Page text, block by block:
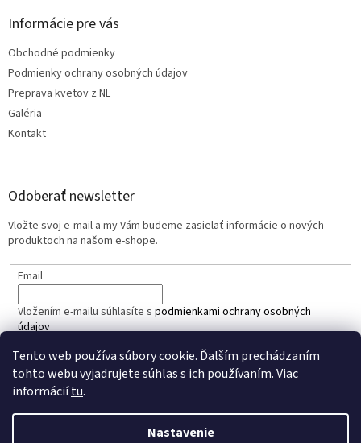
Tento web používa súbory cookie. Ďalším prechádzaním
tohto webu vyjadrujete súhlas s ich používaním. Viac
informáciítu.
Nastavenie
Informácie pre vás
Obchodné podmienky
Podmienky ochrany osobných údajov
Preprava kvetov z NL
Galéria
Kontakt
Odoberať newsletter
Vložte svoj e-mail a my Vám budeme zasielať informácie o nových
produktoch na našom e-shope.
Email
Vložením e-mailu súhlasíte s podmienkami ochrany osobných
údajov
PRIHLÁSIŤ SA
Vytvoril Shoptet